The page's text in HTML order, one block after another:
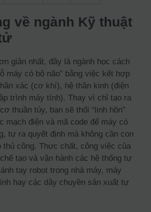
về ngành Kỹ thuật
giản nhất, đây là ngành học cách
máy có bộ não” bằng việc kết hợp
xác (cơ khí), hệ thần kinh (điện
trình máy tính). Thay vì chỉ tạo ra
thuần túy, bạn sẽ thổi “linh hồn”
mạch điện và mã code để máy có
tự ra quyết định mà không cần con
thủ công. Thực chất, công việc của
tạo và vận hành các hệ thống tự
tay robot trong nhà máy, máy
hay các dây chuyền sản xuất tự